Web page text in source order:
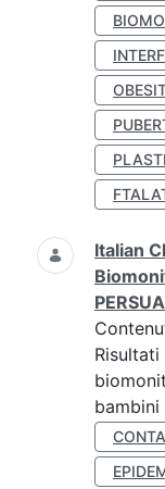
Italian
Risultati
bambini